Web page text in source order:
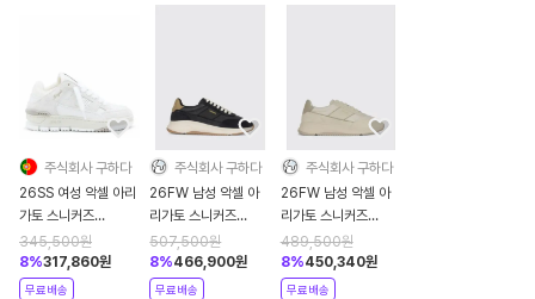
주식회사 구하다
26SS 여성 악셀 아리
가토 스니커즈
F2298001BEIGE
345,500원
8%317,860원
무료배송
주식회사 구하다
26FW 남성 악셀 아
리가토 스니커즈
F3573001 Black
507,500원
8%466,900원
무료배송
주식회사 구하다
26FW 남성 악셀 아
리가토 스니커즈
F2737005 White
489,500원
8%450,340원
무료배송